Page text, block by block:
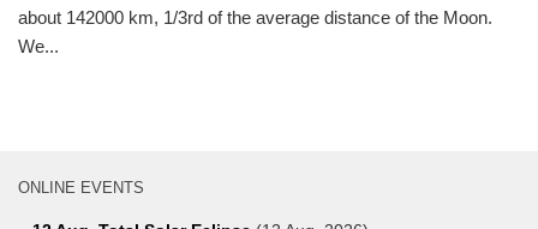
about 142000 km, 1/3rd of the average distance of the Moon.
We...
ONLINE EVENTS